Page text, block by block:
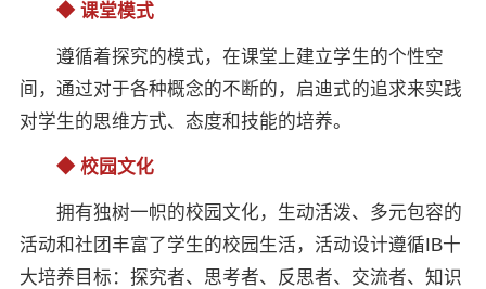
◆ 课堂模式
遵循着探究的模式，在课堂上建立学生的个性空
间，通过对于各种概念的不断的，启迪式的追求来实践
对学生的思维方式、态度和技能的培养。
◆ 校园文化
拥有独树一帜的校园文化，生动活泼、多元包容的
活动和社团丰富了学生的校园生活，活动设计遵循IB十
大培养目标：探究者、思考者、反思者、交流者、知识